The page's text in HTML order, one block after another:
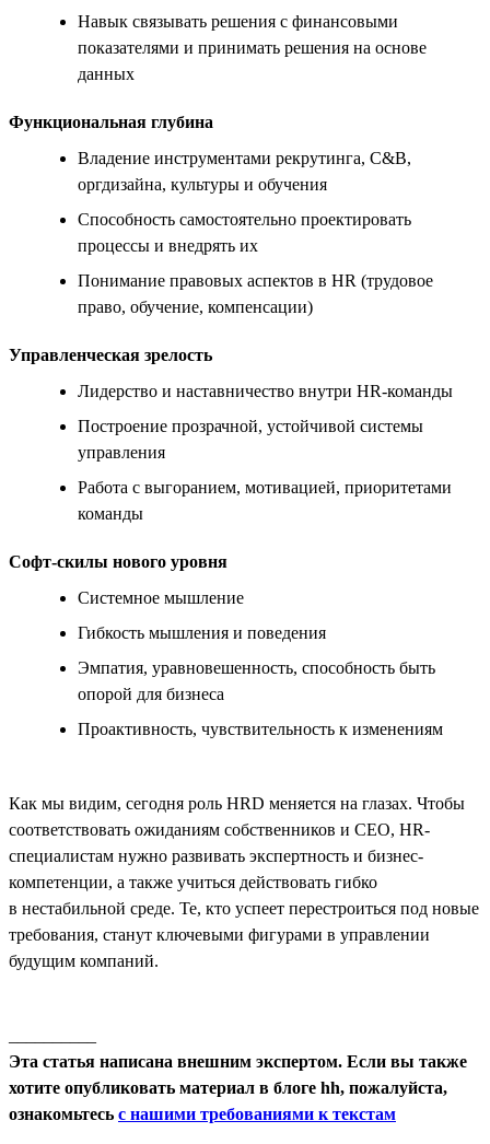
Навык связывать решения с финансовыми
показателями и принимать решения на основе
данных
Функциональная глубина
Владение инструментами рекрутинга, C&B,
оргдизайна, культуры и обучения
Способность самостоятельно проектировать
процессы и внедрять их
Понимание правовых аспектов в HR (трудовое
право, обучение, компенсации)
Управленческая зрелость
Лидерство и наставничество внутри HR-команды
Построение прозрачной, устойчивой системы
управления
Работа с выгоранием, мотивацией, приоритетами
команды
Софт-скилы нового уровня
Системное мышление
Гибкость мышления и поведения
Эмпатия, уравновешенность, способность быть
опорой для бизнеса
Проактивность, чувствительность к изменениям
Как мы видим, сегодня роль HRD меняется на глазах. Чтобы
соответствовать ожиданиям собственников и СЕО, HR-
специалистам нужно развивать экспертность и бизнес-
компетенции, а также учиться действовать гибко
в нестабильной среде. Те, кто успеет перестроиться под новые
требования, станут ключевыми фигурами в управлении
будущим компаний.
Эта статья написана внешним экспертом. Если вы также
хотите опубликовать материал в блоге hh, пожалуйста,
ознакомьтесь с нашими требованиями к текстам